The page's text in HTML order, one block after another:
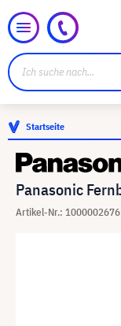
Startseite
Panasonic
Artikel-Nr.: 1000002676